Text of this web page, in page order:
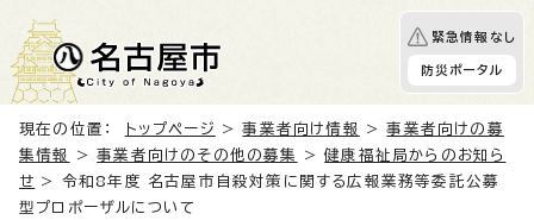
緊急情報なし
防災ポータル
現在の位置： トップページ >事業者向け情報 >事業者向けの募
集情報
>事業者向けのその他の募集 >健康福祉局からのお知ら
せ > 令和8年度 名古屋市自殺対策に関する広報業務等委託公募
型プロポーザルについて